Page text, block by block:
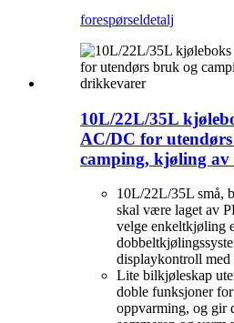
forespørseldetalj
10L/22L/35L
AC/DC for
camping, kjøling
10L/22L/35L små,
skal være laget av
velge enkeltkjøling
displaykontroll
Lite bilkjøleskap
doble funksjoner
oppvarming, og gir